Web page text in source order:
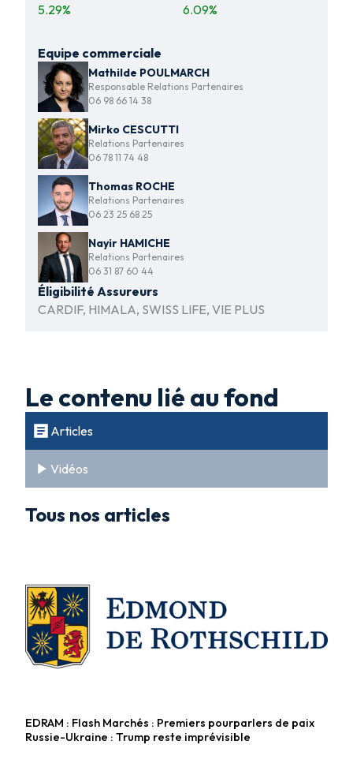
5.29%
6.09%
Equipe commerciale
Mathilde POULMARCH
Responsable Relations Partenaires
06 98 66 14 38
Mirko CESCUTTI
Relations Partenaires
06 78 11 74 48
Thomas ROCHE
Relations Partenaires
06 23 25 68 25
Nayir HAMICHE
Relations Partenaires
06 31 87 60 44
Éligibilité Assureurs
CARDIF, HIMALA, SWISS LIFE, VIE PLUS
Le contenu lié au fond
Articles
Vidéos
Tous nos articles
Fonds diversifiés
EDRAM : Flash Marchés : Premiers pourparlers de paix
Russie-Ukraine : Trump reste imprévisible